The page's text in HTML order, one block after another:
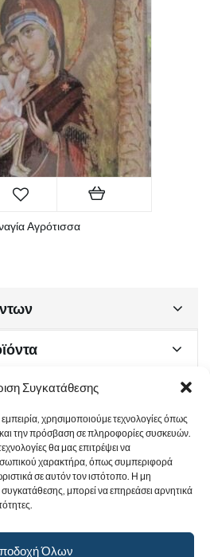
Συγκατάθεσης
χρησιμοποιούμε τεχνολογίες όπως
την πρόσβαση σε πληροφορίες συσκευών.
θα μας επιτρέψει να
χαρακτήρα, όπως συμπεριφορά
σε αυτόν τον ιστότοπο. Η μη
μπορεί να επηρεάσει αρνητικά
Όλων
Αγρότισσα